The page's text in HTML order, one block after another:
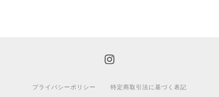
プライバシーポリシー 特定商取引法に基づく表記